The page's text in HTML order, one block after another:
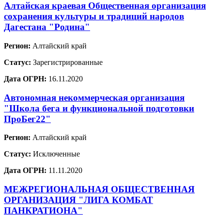
Алтайская краевая Общественная организация
сохранения культуры и традиций народов
Дагестана "Родина"
Регион: Алтайский край
Статус: Зарегистрированные
Дата ОГРН: 16.11.2020
Автономная некоммерческая организация
"Школа бега и функциональной подготовки
ПроБег22"
Регион: Алтайский край
Статус: Исключенные
Дата ОГРН: 11.11.2020
МЕЖРЕГИОНАЛЬНАЯ ОБЩЕСТВЕННАЯ
ОРГАНИЗАЦИЯ "ЛИГА КОМБАТ
ПАНКРАТИОНА"